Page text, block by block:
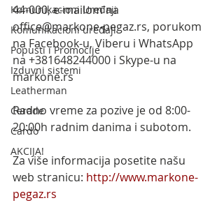
Komunikacioni Uređaji
Komunikacioni uređaji
Popusti i Promocije
Izduvni sistemi
Leatherman
Cerade
Cardo
AKCIJA!
44-000, e-mailom na
office@markone-pegaz.rs, porukom
na Facebook-u, Viberu i WhatsApp
na +381648244000 i Skype-u na
markone.rs
Radno vreme za pozive je od 8:00-
20:00h radnim danima i subotom.
Za više informacija posetite našu
web stranicu: http://www.markone-
pegaz.rs